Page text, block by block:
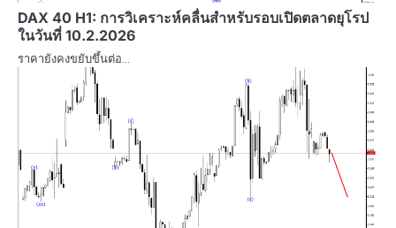
DAX 40 H1: การวิเคราะห์คลื่นสำหรับรอบเปิดตลาดยุโรป
ในวันที่ 10.2.2026
ราคายังคงขยับขึ้นต่อ…